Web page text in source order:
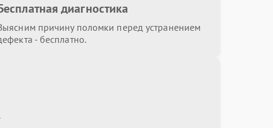
диагностика
причину поломки перед устранением
- бесплатно.